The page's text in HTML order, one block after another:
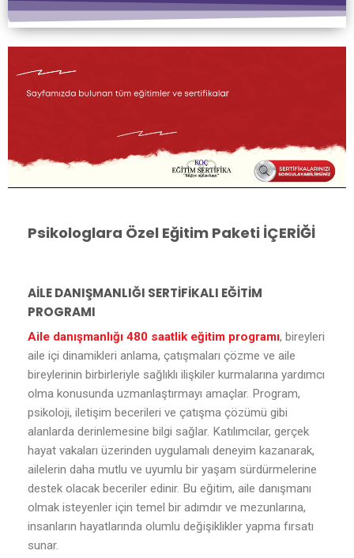
Psikologlara Özel Eğitim Paketi İÇERİĞİ
AİLE DANIŞMANLIĞI SERTİFİKALI EĞİTİM
PROGRAMI
Aile danışmanlığı 480 saatlik eğitim programı, bireyleri
aile içi dinamikleri anlama, çatışmaları çözme ve aile
bireylerinin birbirleriyle sağlıklı ilişkiler kurmalarına yardımcı
olma konusunda uzmanlaştırmayı amaçlar. Program,
psikoloji, iletişim becerileri ve çatışma çözümü gibi
alanlarda derinlemesine bilgi sağlar. Katılımcılar, gerçek
hayat vakaları üzerinden uygulamalı deneyim kazanarak,
ailelerin daha mutlu ve uyumlu bir yaşam sürdürmelerine
destek olacak beceriler edinir. Bu eğitim, aile danışmanı
olmak isteyenler için temel bir adımdır ve mezunlarına,
insanların hayatlarında olumlu değişiklikler yapma fırsatı
sunar.